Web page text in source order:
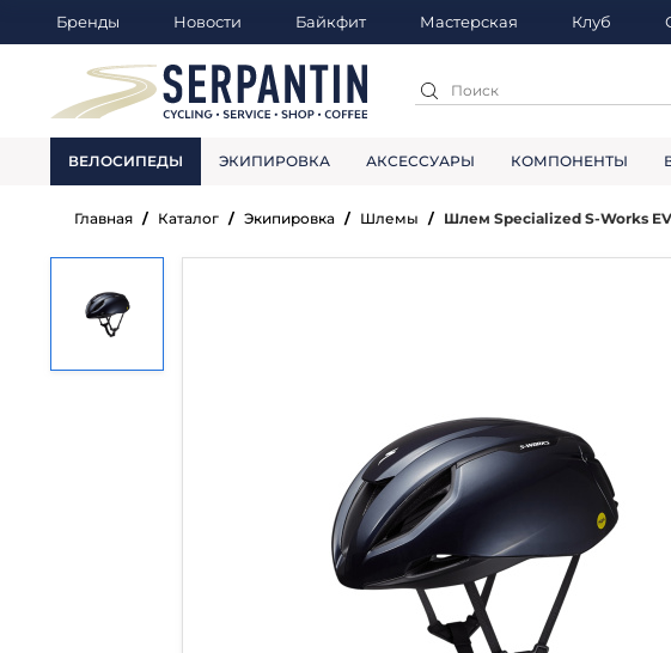
Бренды Новости Байкфит Мастерская Клуб
ВЕЛОСИПЕДЫ ЭКИПИРОВКА АКСЕССУАРЫ КОМПОНЕНТЫ
Главная Каталог Экипировка Шлемы Шлем Specialized S-Works